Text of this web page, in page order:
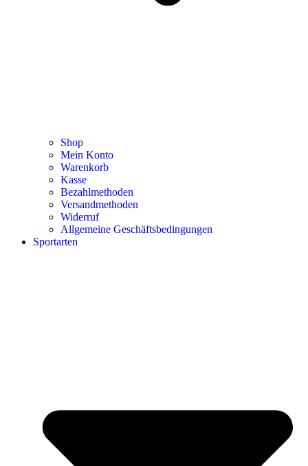
Shop
Mein Konto
Warenkorb
Kasse
Bezahlmethoden
Versandmethoden
Widerruf
Allgemeine Geschäftsbedingungen
Sportarten